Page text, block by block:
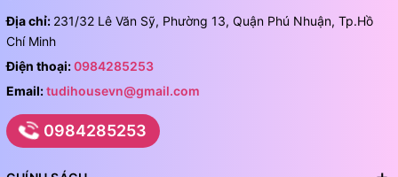
Địa chỉ: 231/32 Lê Văn Sỹ, Phường 13, Quận Phú Nhuận, Tp.Hồ
Chí Minh
Điện thoại:0984285253
Email:tudihousevn@gmail.com
0984285253